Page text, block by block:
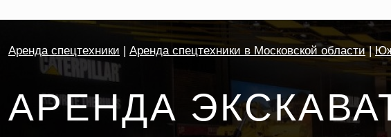
Аренда спецтехники Аренда спецтехники в Московской области
АРЕНДА